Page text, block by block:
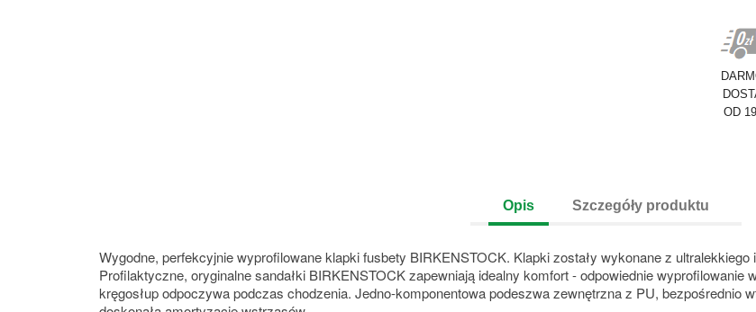
OD
Opis Szczegóły produktu
Wygodne, perfekcyjnie wyprofilowane klapki fusbety BIRKENSTOCK. Klapki zostały wykonane z
Profilaktyczne, oryginalne sandałki BIRKENSTOCK zapewniają idealny komfort - odpowiednie wyprofilowanie
kręgosłup odpoczywa podczas chodzenia. Jedno-komponentowa podeszwa zewnętrzna z PU, bezpośrednio